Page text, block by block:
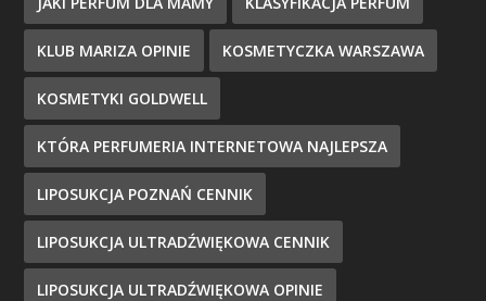
KLUB MARIZA OPINIE KOSMETYCZKA WARSZAWA
KOSMETYKI GOLDWELL
KTÓRA PERFUMERIA INTERNETOWA NAJLEPSZA
LIPOSUKCJA POZNAŃ CENNIK
LIPOSUKCJA ULTRADŹWIĘKOWA CENNIK
LIPOSUKCJA ULTRADŹWIĘKOWA OPINIE